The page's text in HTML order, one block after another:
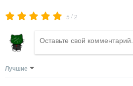
5 /2
Лучшие